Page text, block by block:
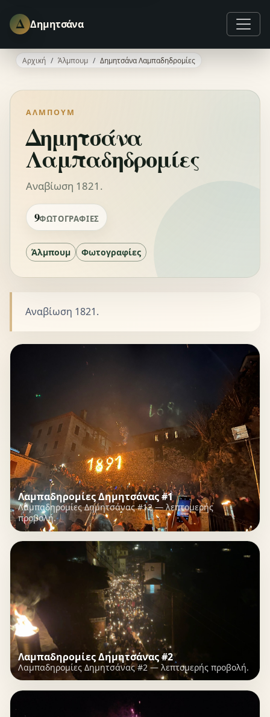
Δ Δημητσάνα
Αρχική Άλμπουμ Δημητσάνα Λαμπαδηδρομίες
ΆΛΜΠΟΥΜ
Δημητσάνα
Λαμπαδηδρομίες
Αναβίωση 1821.
9ΦΩΤΟΓΡΑΦΊΕΣ
Άλμπουμ Φωτογραφίες
Αναβίωση 1821.
Λαμπαδηρομίες Δημητσάνας #1
Λαμπαδηρομίες Δημητσάνας #12 — λεπτομερής
προβολή.
Λαμπαδηρομίες Δημητσάνας #2
Λαμπαδηρομίες Δημητσάνας #2 — λεπτομερής προβολή.